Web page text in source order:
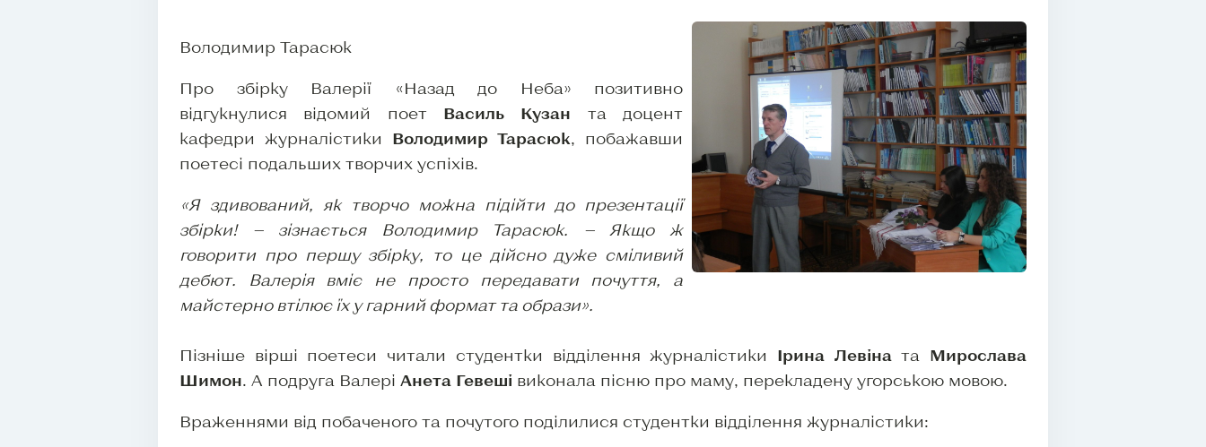
Володимир Тарасюк
Про збірку Валерії «Назад до Неба» позитивно
відгукнулися відомий поет Василь Кузан та доцент
кафедри журналістики Володимир Тарасюк, побажавши
поетесі подальших творчих успіхів.
«Я здивований, як творчо можна підійти до презентації
збірки! — зізнається Володимир Тарасюк. — Якщо ж
говорити про першу збірку, то це дійсно дуже сміливий
дебют. Валерія вміє не просто передавати почуття, а
майстерно втілює їх у гарний формат та образи».
Пізніше вірші поетеси читали студентки відділення журналістики Ірина Левіна та Мирослава
Шимон. А подруга Валері Анета Гевеші виконала пісню про маму, перекладену угорською мовою.
Враженнями від побаченого та почутого поділилися студентки відділення журналістики: